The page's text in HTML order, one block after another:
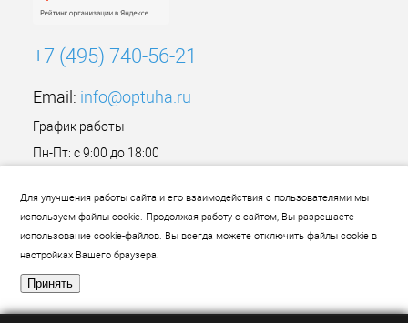
Для улучшения работы сайта и его взаимодействия с пользователями мы
используем файлы cookie. Продолжая работу с сайтом, Вы разрешаете
использование cookie-файлов. Вы всегда можете отключить файлы cookie в
настройках Вашего браузера.
Принять
+7 (495) 740-56-21
Email: info@optuha.ru
График работы
Пн-Пт: с 9:00 до 18:00